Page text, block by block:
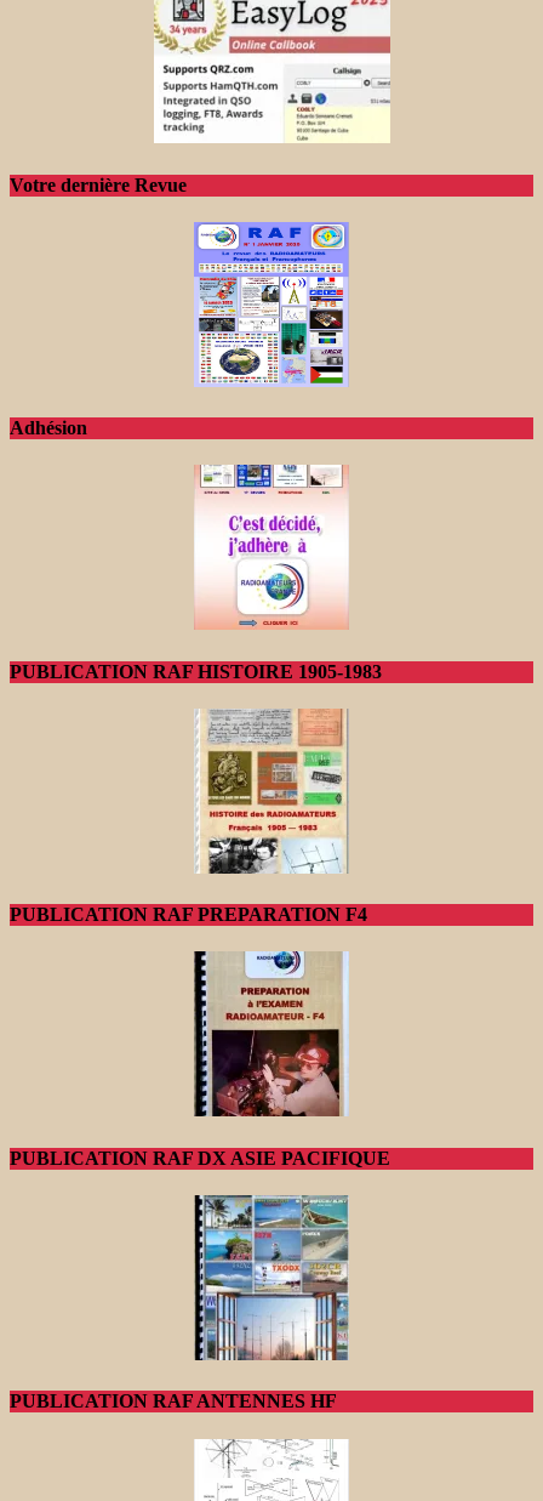
Votre dernière Revue
Adhésion
PUBLICATION RAF HISTOIRE 1905-1983
PUBLICATION RAF PREPARATION F4
PUBLICATION RAF DX ASIE PACIFIQUE
PUBLICATION RAF ANTENNES HF